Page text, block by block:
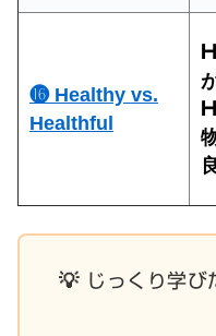
⓰ Healthy vs.
Healthful
💡 じっくり学び